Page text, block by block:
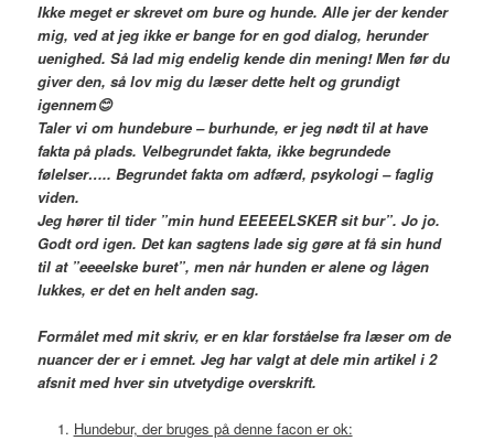
Ikke meget er skrevet om bure og hunde. Alle jer der kender
mig, ved at jeg ikke er bange for en god dialog, herunder
uenighed. Så lad mig endelig kende din mening! Men før du
giver den, så lov mig du læser dette helt og grundigt
igennem😊
Taler vi om hundebure – burhunde, er jeg nødt til at have
fakta på plads. Velbegrundet fakta, ikke begrundede
følelser….. Begrundet fakta om adfærd, psykologi – faglig
viden.
Jeg hører til tider ”min hund EEEEELSKER sit bur”. Jo jo.
Godt ord igen. Det kan sagtens lade sig gøre at få sin hund
til at ”eeeelske buret”, men når hunden er alene og lågen
lukkes, er det en helt anden sag.
Formålet med mit skriv, er en klar forståelse fra læser om de
nuancer der er i emnet. Jeg har valgt at dele min artikel i 2
afsnit med hver sin utvetydige overskrift.
Hundebur, der bruges på denne facon er ok: